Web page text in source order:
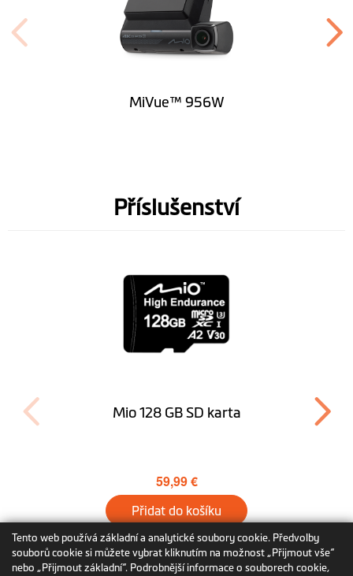
Tento web používá základní a analytické soubory cookie. Předvolby
souborů cookie si můžete vybrat kliknutím na možnost „Přijmout vše“
nebo „Přijmout základní“. Podrobnější informace o souborech cookie,
MiVue™ 956W
Příslušenství
Mio 128 GB SD karta
59,99 €
Přidat do košíku
Další informace